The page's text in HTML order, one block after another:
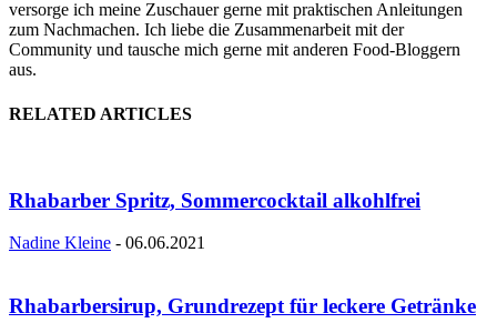
versorge ich meine Zuschauer gerne mit praktischen Anleitungen
zum Nachmachen. Ich liebe die Zusammenarbeit mit der
Community und tausche mich gerne mit anderen Food-Bloggern
aus.
RELATED ARTICLES
Rhabarber Spritz, Sommercocktail alkohlfrei
Nadine Kleine - 06.06.2021
Rhabarbersirup, Grundrezept für leckere Getränke